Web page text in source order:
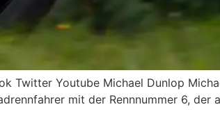
Twitter Youtube Michael Dunlop
mit der Rennnummer 6, der